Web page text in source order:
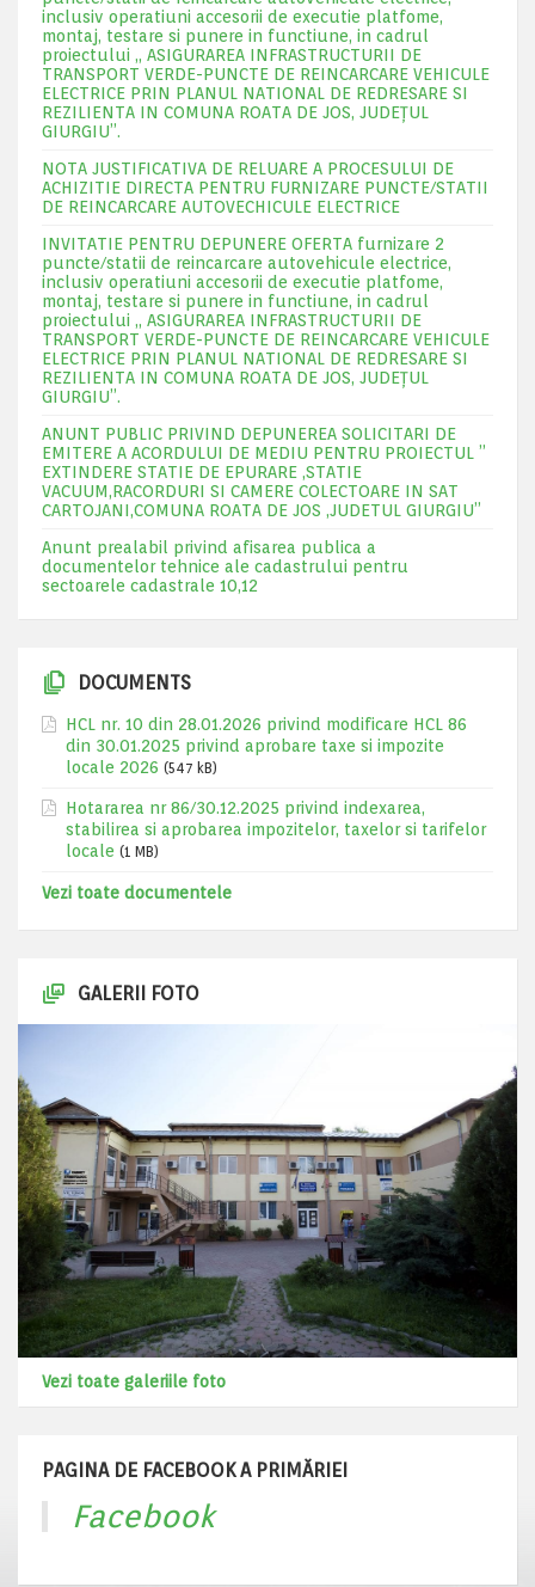
inclusiv operatiuni accesorii de executie platfome,
montaj, testare si punere in functiune, in cadrul
proiectului „ ASIGURAREA INFRASTRUCTURII DE
TRANSPORT VERDE-PUNCTE DE REINCARCARE VEHICULE
ELECTRICE PRIN PLANUL NATIONAL DE REDRESARE SI
REZILIENTA IN COMUNA ROATA DE JOS, JUDEŢUL
GIURGIU”.
NOTA JUSTIFICATIVA DE RELUARE A PROCESULUI DE
ACHIZITIE DIRECTA PENTRU FURNIZARE PUNCTE/STATII
DE REINCARCARE AUTOVECHICULE ELECTRICE
INVITATIE PENTRU DEPUNERE OFERTA furnizare 2
puncte/statii de reincarcare autovehicule electrice,
inclusiv operatiuni accesorii de executie platfome,
montaj, testare si punere in functiune, in cadrul
proiectului „ ASIGURAREA INFRASTRUCTURII DE
TRANSPORT VERDE-PUNCTE DE REINCARCARE VEHICULE
ELECTRICE PRIN PLANUL NATIONAL DE REDRESARE SI
REZILIENTA IN COMUNA ROATA DE JOS, JUDEŢUL
GIURGIU”.
ANUNT PUBLIC PRIVIND DEPUNEREA SOLICITARI DE
EMITERE A ACORDULUI DE MEDIU PENTRU PROIECTUL ”
EXTINDERE STATIE DE EPURARE ,STATIE
VACUUM,RACORDURI SI CAMERE COLECTOARE IN SAT
CARTOJANI,COMUNA ROATA DE JOS ,JUDETUL GIURGIU”
Anunt prealabil privind afisarea publica a
documentelor tehnice ale cadastrului pentru
sectoarele cadastrale 10,12
DOCUMENTS
HCL nr. 10 din 28.01.2026 privind modificare HCL 86
din 30.01.2025 privind aprobare taxe si impozite
locale 2026 (547 kB)
Hotararea nr 86/30.12.2025 privind indexarea,
stabilirea si aprobarea impozitelor, taxelor si tarifelor
locale (1 MB)
Vezi toate documentele
GALERII FOTO
Vezi toate galeriile foto
PAGINA DE FACEBOOK A PRIMĂRIEI
Facebook